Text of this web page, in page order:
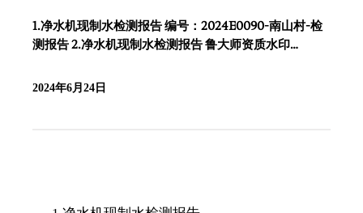
1.净水机现制水检测报告 编号：2024E0090-南山村-检
测报告 2.净水机现制水检测报告 鲁大师资质水印…
2024年6月24日